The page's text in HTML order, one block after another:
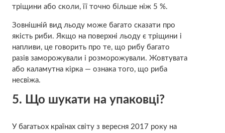
тріщини або сколи, її точно більше ніж 5 %.
Зовнішній вид льоду може багато сказати про
якість риби. Якщо на поверхні льоду є тріщини і
напливи, це говорить про те, що рибу багато
разів заморожували і розморожували. Жовтувата
або каламутна кірка — ознака того, що риба
несвіжа.
5. Що шукати на упаковці?
У багатьох країнах світу з вересня 2017 року на